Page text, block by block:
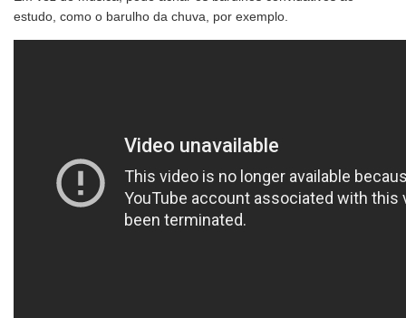
estudo, como o barulho da chuva, por exemplo.